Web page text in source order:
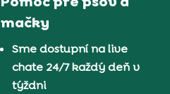
mačky
Sme dostupní na live
chate 24/7 každý deň v
týždni